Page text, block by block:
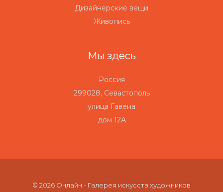
Дизайнерские вещи
Живопись
Мы здесь
Россия
299028, Севастополь
улица Гавена
дом 12А
© 2026 Онлайн - Галерея искусств художников